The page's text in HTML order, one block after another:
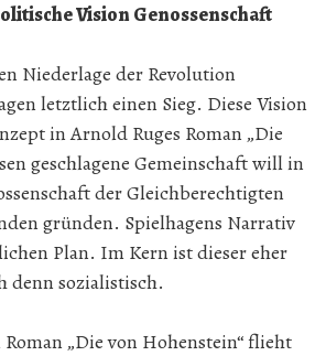
Vision Genossenschaft
Niederlage der Revolution
letztlich einen Sieg. Diese Vision
in Arnold Ruges Roman „Die
geschlagene Gemeinschaft will in
der Gleichberechtigten
gründen. Spielhagens Narrativ
Plan. Im Kern ist dieser eher
denn sozialistisch.
„Die von Hohenstein“ flieht